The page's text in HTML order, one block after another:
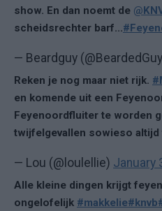
show. En dan noemt de
scheidsrechter barf...
— Beardguy
Reken je nog maar niet rijk.
en komende uit een
Feyenoordfluiter te worden
twijfelgevallen sowieso altijd
— Lou (@loulellie) January
Alle kleine dingen krijgt
ongelofelijk #makkelie#knvb